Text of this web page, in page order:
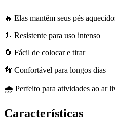
🔥 Elas mantêm seus pés
👢 Resistente para uso intenso
🔄 Fácil de colocar e tirar
👣 Confortável para longos dias
🌧️ Perfeito para atividades ao ar
Características